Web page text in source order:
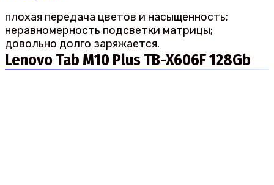
плохая передача цветов и насыщенность;
неравномерность подсветки матрицы;
довольно долго заряжается.
Lenovo Tab M10 Plus TB-X606F 128Gb